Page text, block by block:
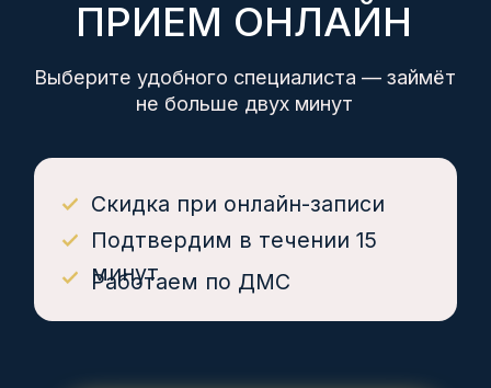
Цены
О нас
КОМПАНИЯ
Дисконтные карты 5%,
10%
Инвалиды I-II группы 10%
Работаем по ДМС
Ветераны боевых действий 10%